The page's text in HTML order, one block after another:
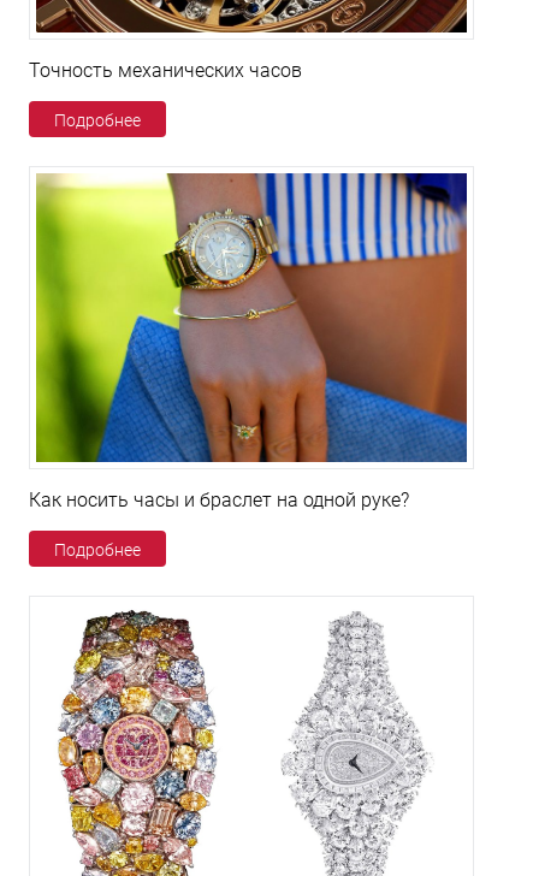
Точность механических часов
Подробнее
Как носить часы и браслет на одной руке?
Подробнее